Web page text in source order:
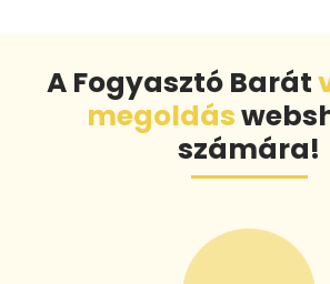
A Fogyasztó Barát
megoldás
számára!